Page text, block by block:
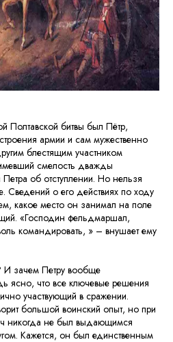
Полтавской битвы был Пётр,
армии и сам мужественно
блестящим участником
смелость дважды
об отступлении. Но нельзя
Сведений о его действиях по ходу
какое место он занимал на поле
«Господин фельдмаршал,
командировать, » – внушает ему
зачем Петру вообще
ясно, что все ключевые решения
участвующий в сражении.
большой воинский опыт, но при
никогда не был выдающимся
Кажется, он был единственным